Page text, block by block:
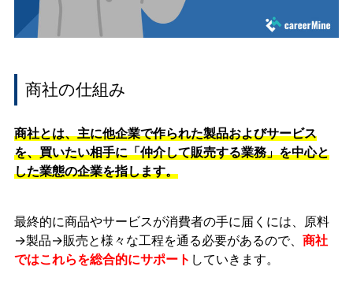
商社の仕組み
商社とは、主に他企業で作られた製品およびサービス
を、買いたい相手に「仲介して販売する業務」を中心と
した業態の企業を指します。
最終的に商品やサービスが消費者の手に届くには、原料
→製品→販売と様々な工程を通る必要があるので、 商社
ではこれらを総合的にサポート していきます。